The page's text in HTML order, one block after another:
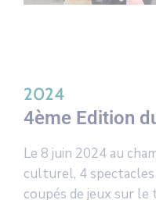
2024
4ème Edition
Le 8 juin 2024 au
culturel, 4
coupés de jeux sur